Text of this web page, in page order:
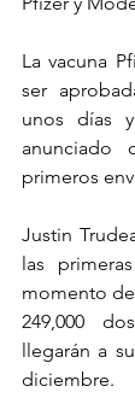
La vacuna
ser
unos días
anunciado
primeros
Justin
las
momento
249,000
llegarán a
diciembre.